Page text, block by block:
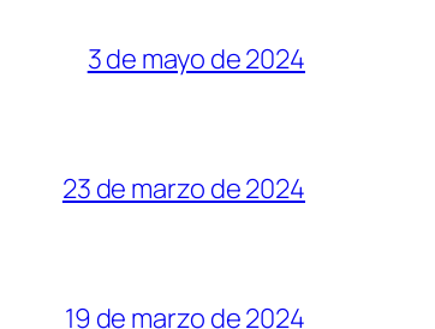
3 de mayo de 2024
23 de marzo de 2024
19 de marzo de 2024